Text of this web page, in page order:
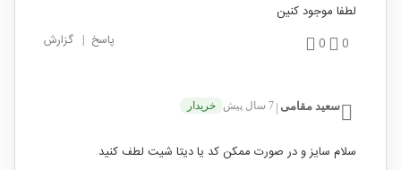
لطفا موجود کنین
0
0 پاسخ | گزارش
سعید مقامی | 7 سال پیش خریدار
سلام سایز و در صورت ممکن کد یا دیتا شیت لطف کنید